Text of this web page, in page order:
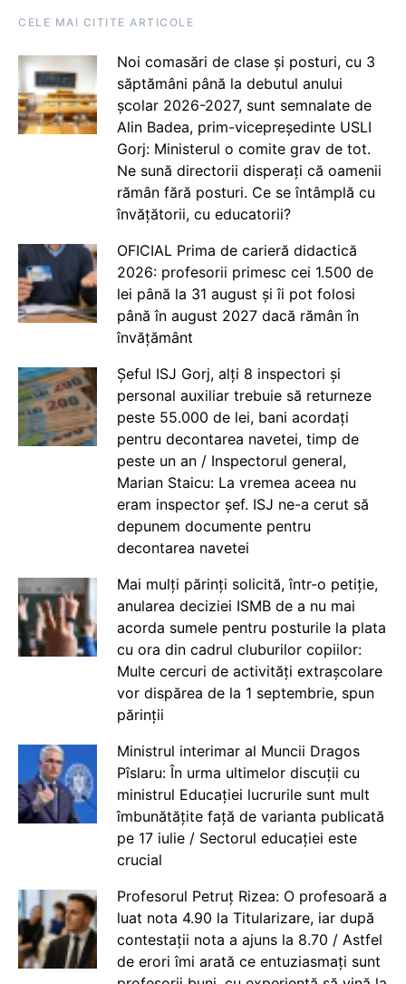
CELE MAI CITITE ARTICOLE
Noi comasări de clase și posturi, cu 3
săptămâni până la debutul anului
școlar 2026-2027, sunt semnalate de
Alin Badea, prim-vicepreședinte USLI
Gorj: Ministerul o comite grav de tot.
Ne sună directorii disperați că oamenii
rămân fără posturi. Ce se întâmplă cu
învățătorii, cu educatorii?
OFICIAL Prima de carieră didactică
2026: profesorii primesc cei 1.500 de
lei până la 31 august și îi pot folosi
până în august 2027 dacă rămân în
învățământ
Șeful ISJ Gorj, alți 8 inspectori și
personal auxiliar trebuie să returneze
peste 55.000 de lei, bani acordați
pentru decontarea navetei, timp de
peste un an / Inspectorul general,
Marian Staicu: La vremea aceea nu
eram inspector șef. ISJ ne-a cerut să
depunem documente pentru
decontarea navetei
Mai mulți părinți solicită, într-o petiție,
anularea deciziei ISMB de a nu mai
acorda sumele pentru posturile la plata
cu ora din cadrul cluburilor copiilor:
Multe cercuri de activități extrașcolare
vor dispărea de la 1 septembrie, spun
părinții
Ministrul interimar al Muncii Dragos
Pîslaru: În urma ultimelor discuții cu
ministrul Educației lucrurile sunt mult
îmbunătățite față de varianta publicată
pe 17 iulie / Sectorul educației este
crucial
Profesorul Petruț Rizea: O profesoară a
luat nota 4.90 la Titularizare, iar după
contestații nota a ajuns la 8.70 / Astfel
de erori îmi arată ce entuziasmați sunt